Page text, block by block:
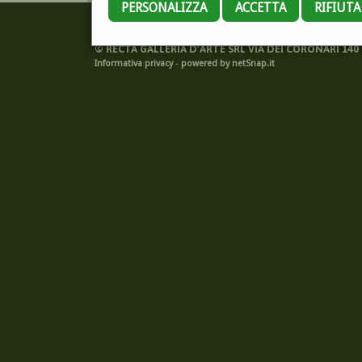
PERSONALIZZA ACCETTA
©RECTA GALLERIA D'ARTE SRL VIA DEI CORONARI
Informativa privacy- powered by netSnap.it